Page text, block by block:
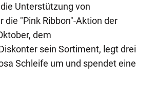
Unterstützung von
"Pink Ribbon"-Aktion der
dem
sein Sortiment, legt drei
Schleife um und spendet eine